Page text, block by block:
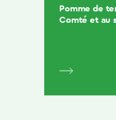
Pomme de
Comté et au